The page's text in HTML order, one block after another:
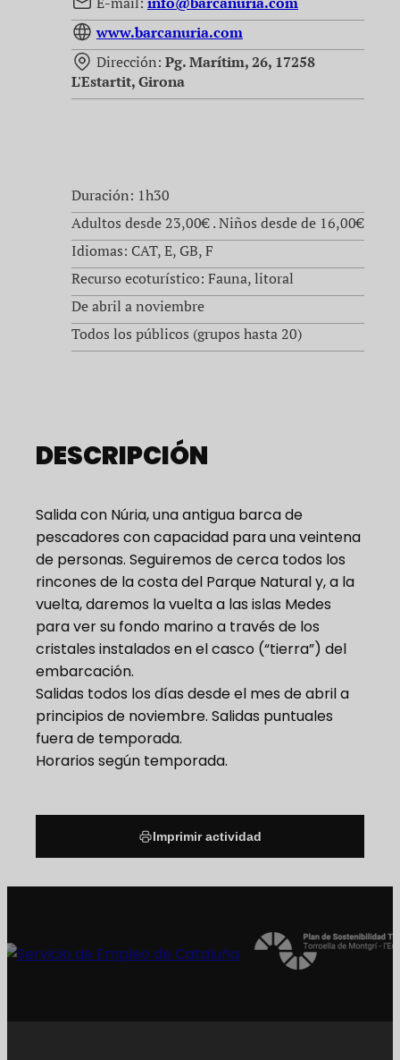
www.barcanuria.com
Dirección: Pg. Marítim, 26, 17258
L'Estartit, Girona
Duración: 1h30
Adultos desde 23,00€ . Niños desde de 16,00€
Idiomas: CAT, E, GB, F
Recurso ecoturístico: Fauna, litoral
De abril a noviembre
Todos los públicos (grupos hasta 20)
DESCRIPCIÓN
Salida con Núria, una antigua barca de
pescadores con capacidad para una veintena
de personas. Seguiremos de cerca todos los
rincones de la costa del Parque Natural y, a la
vuelta, daremos la vuelta a las islas Medes
para ver su fondo marino a través de los
cristales instalados en el casco (“tierra”) del
embarcación.
Salidas todos los días desde el mes de abril a
principios de noviembre. Salidas puntuales
fuera de temporada.
Horarios según temporada.
Imprimir actividad